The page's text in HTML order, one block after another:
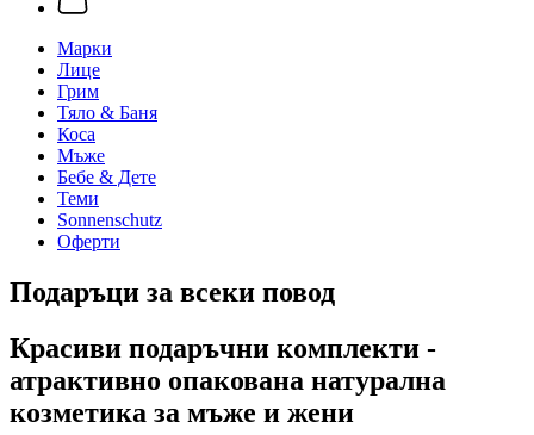
Марки
Лице
Грим
Тяло & Баня
Коса
Мъже
Бебе & Дете
Теми
Sonnenschutz
Оферти
Подаръци за всеки повод
Красиви подаръчни комплекти -
атрактивно опакована натурална
козметика за мъже и жени